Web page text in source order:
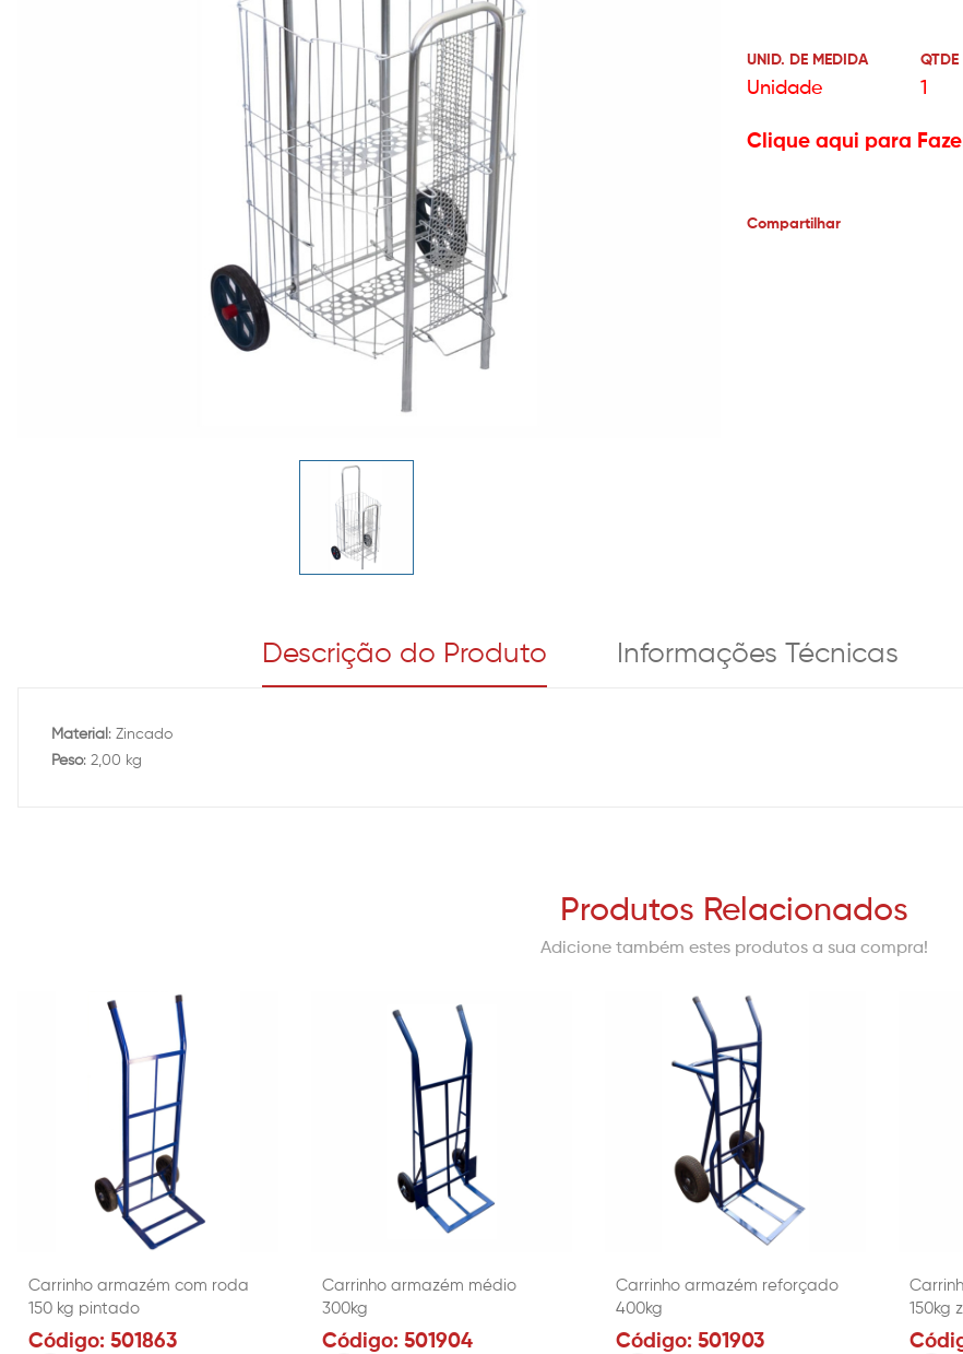
UNID. DE MEDIDA
Unidade
QTDE
1
Clique aqui para
Compartilhar
Descrição do Produto Informações Técnicas
Material : Zincado
Peso: 2,00 kg
Produtos Relacionados
Adicione também estes produtos a sua compra!
Carrinho armazém com roda
150 kg pintado
Código: 501863
Carrinho armazém médio
300kg
Código: 501904
Carrinho armazém reforçado
400kg
Código: 501903
150kg